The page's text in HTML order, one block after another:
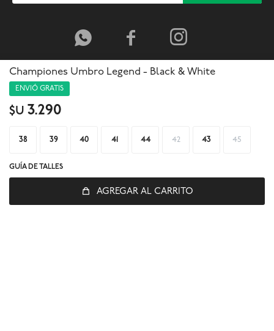
Championes Umbro Legend - Black & White
ENVIÓ GRATIS
$U 3.290
38 39 40 41 44 42 43 45
GUÍA DE TALLES
AGREGAR AL CARRITO
  